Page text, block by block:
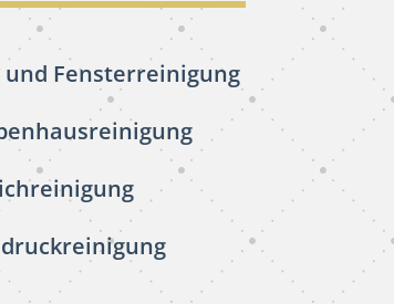
und Fensterreinigung